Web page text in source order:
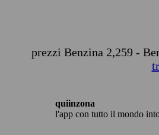
prezzi Benzina 2,259 -
quiinzona
l'app con tutto il mondo